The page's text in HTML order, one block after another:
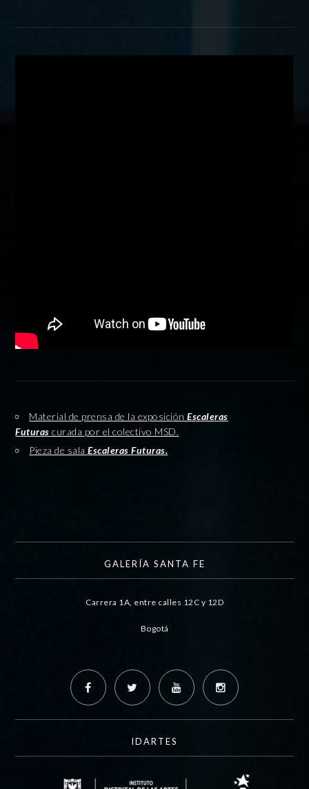
Material de prensa de la exposiciónEscaleras
Futuras curada por el colectivo MSD.
Pieza de salaEscaleras Futuras.
GALERÍA SANTA FE
Carrera 1A, entre calles 12C y 12D
Bogotá
IDARTES